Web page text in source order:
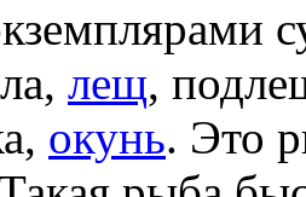
лещ,
окунь. Это